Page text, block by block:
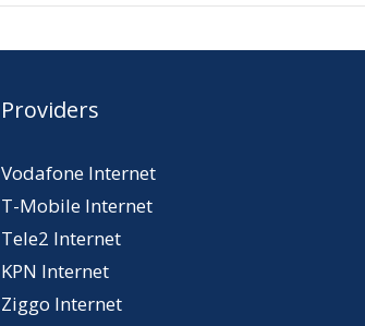
Providers
Vodafone Internet
T-Mobile Internet
Tele2 Internet
KPN Internet
Ziggo Internet